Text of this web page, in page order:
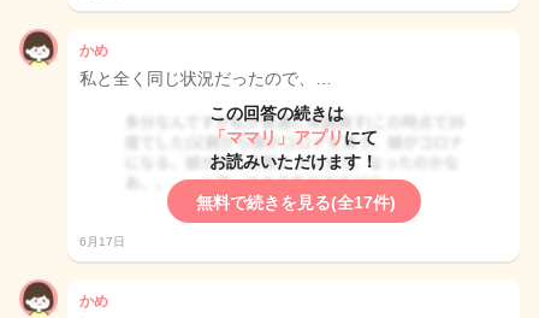
かめ
私と全く同じ状況だったので、…
この回答の続きは
「ママリ」アプリ にて
お読みいただけます！
無料で続きを見る(全17件)
6月17日
かめ